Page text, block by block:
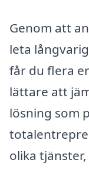
Genom att
leta
får du flera
lättare att
lösning som
olika tjänster,